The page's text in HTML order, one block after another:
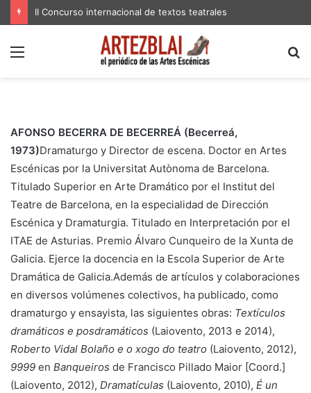
II Concurso internacional de textos teatrales
Menú
AFONSO BECERRA DE BECERREÁ (Becerreá,
1973)Dramaturgo y Director de escena. Doctor en Artes
Escénicas por la Universitat Autònoma de Barcelona.
Titulado Superior en Arte Dramático por el Institut del
Teatre de Barcelona, en la especialidad de Dirección
Escénica y Dramaturgia. Titulado en Interpretación por el
ITAE de Asturias. Premio Álvaro Cunqueiro de la Xunta de
Galicia. Ejerce la docencia en la Escola Superior de Arte
Dramática de Galicia.Además de artículos y colaboraciones
en diversos volúmenes colectivos, ha publicado, como
dramaturgo y ensayista, las siguientes obras: Textículos
dramáticos e posdramáticos (Laiovento, 2013 e 2014),
Roberto Vidal Bolaño e o xogo do teatro (Laiovento, 2012),
9999 en Banqueiros de Francisco Pillado Maior [Coord.]
(Laiovento, 2012), Dramatículas (Laiovento, 2010), É un